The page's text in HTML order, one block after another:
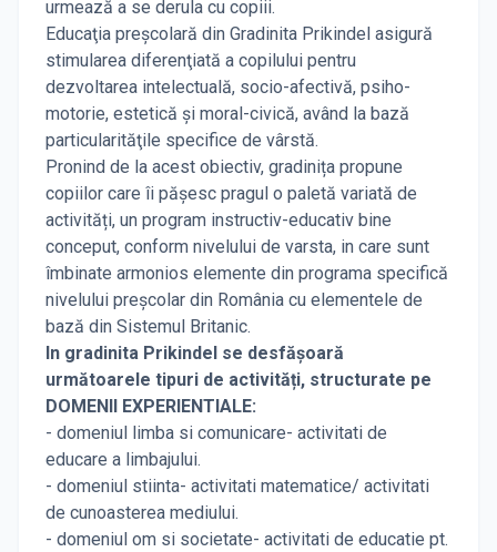
urmează a se derula cu copiii.
Educaţia preşcolară din Gradinita Prikindel asigură
stimularea diferenţiată a copilului pentru
dezvoltarea intelectuală, socio-afectivă, psiho-
motorie, estetică şi moral-civică, având la bază
particularităţile specifice de vârstă.
Pronind de la acest obiectiv, gradinița propune
copiilor care îi pășesc pragul o paletă variată de
activități, un program instructiv-educativ bine
conceput, conform nivelului de varsta, in care sunt
îmbinate armonios elemente din programa specifică
nivelului preșcolar din România cu elementele de
bază din Sistemul Britanic.
In gradinita Prikindel se desfășoară
următoarele tipuri de activități, structurate pe
DOMENII EXPERIENTIALE:
- domeniul limba si comunicare- activitati de
educare a limbajului.
- domeniul stiinta- activitati matematice/ activitati
de cunoasterea mediului.
- domeniul om si societate- activitati de educatie pt.